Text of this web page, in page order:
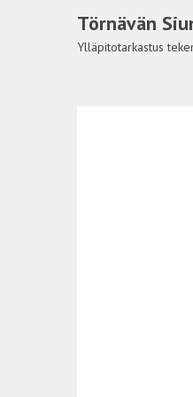
Törnävän
Ylläpitotarkastus